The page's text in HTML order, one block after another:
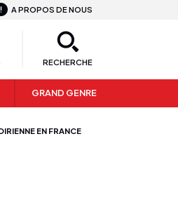
A PROPOS DE NOUS
RECHERCHE
GRAND GENRE
EN FRANCE